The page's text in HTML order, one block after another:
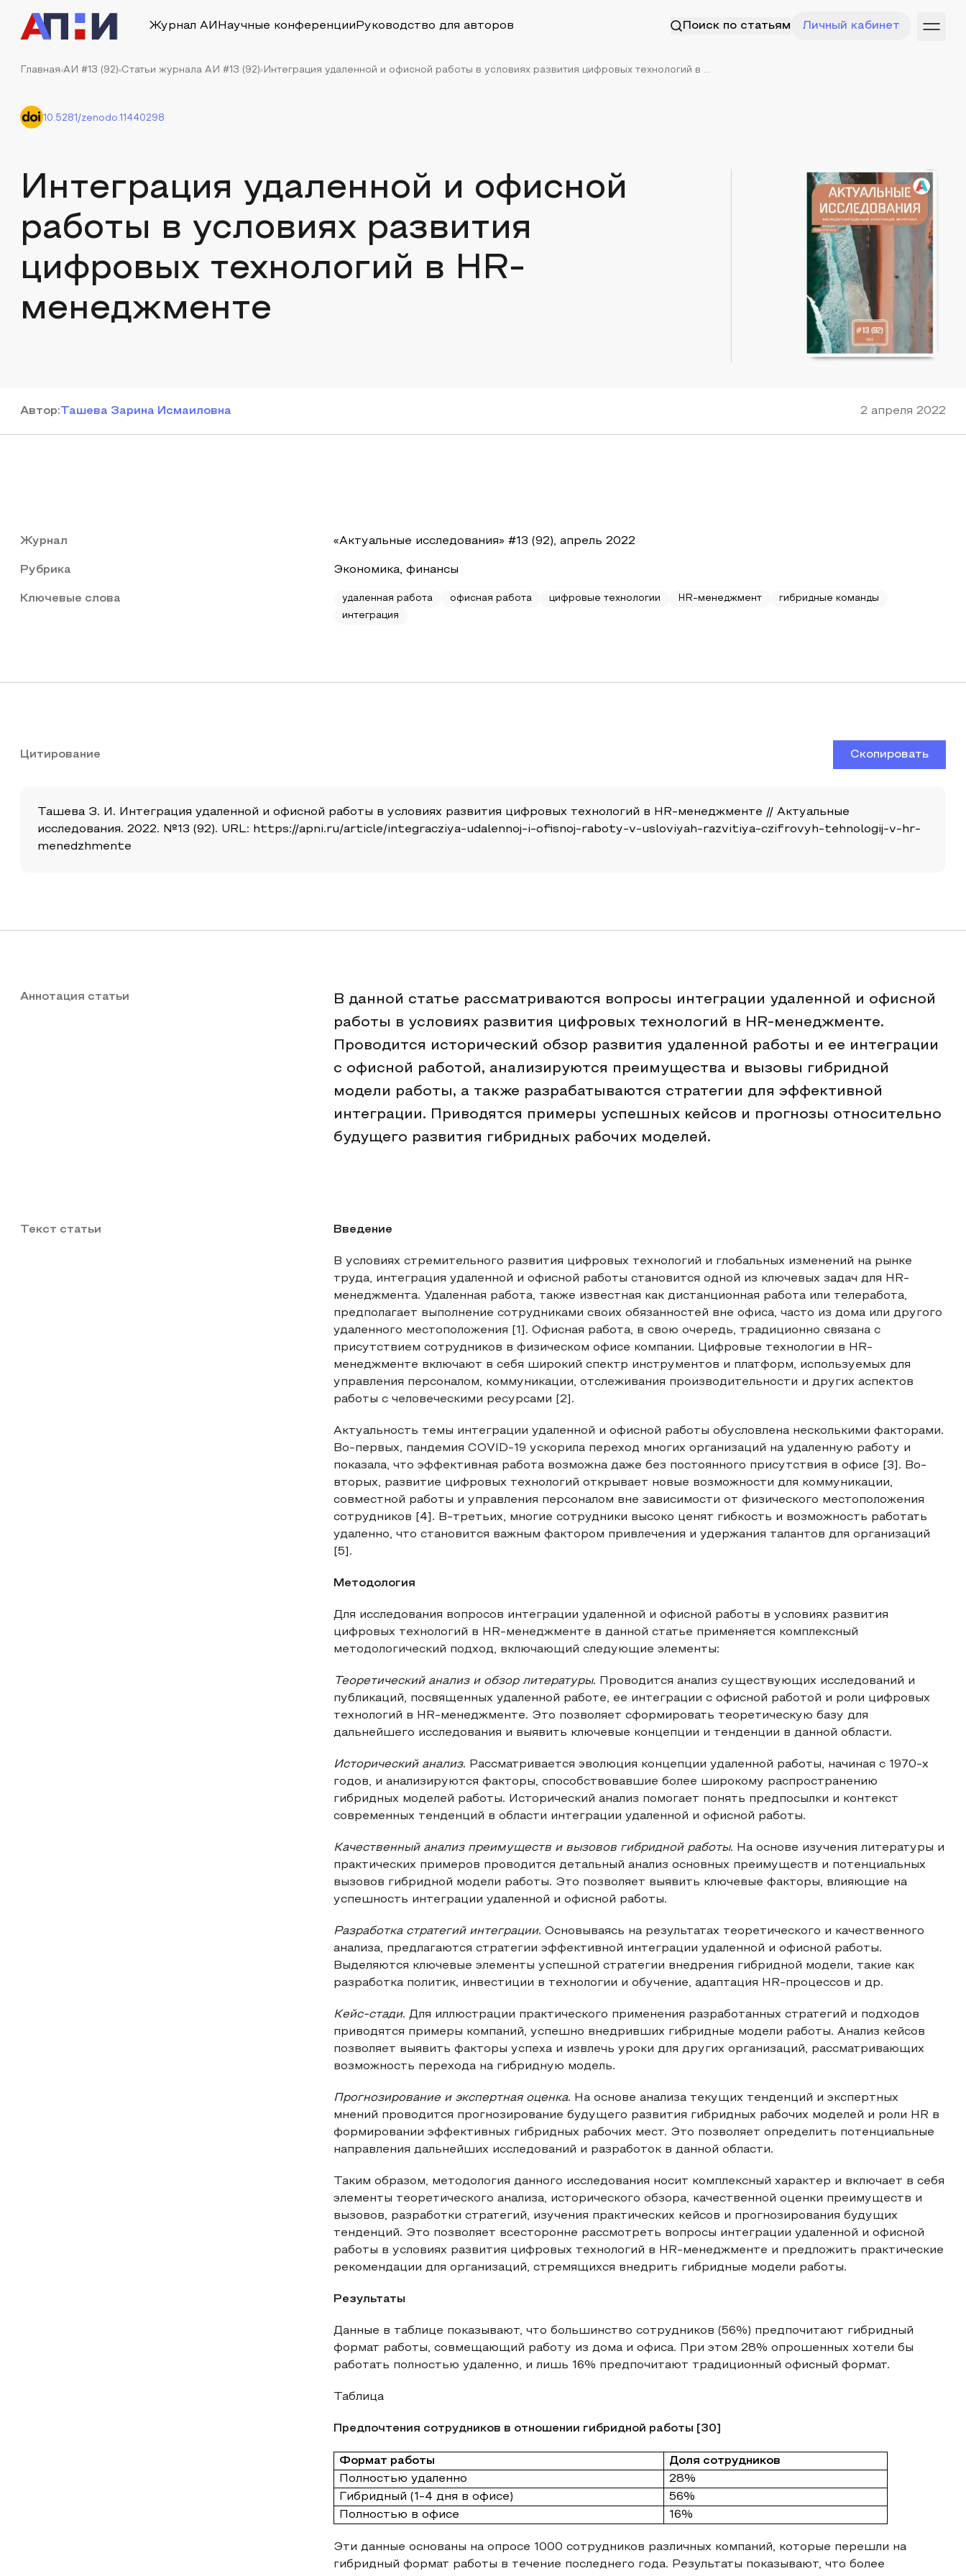
Журнал АИ Научные конференции Руководство для авторов Поиск по статьям Личный кабинет
Главная АИ #13 (92) Статьи журнала АИ #13 (92) Интеграция удаленной и офисной работы в условиях развития цифровых технологий в ...
10.5281/zenodo.11440298
Интеграция удаленной и офисной
работы в условиях развития
цифровых технологий в HR-
менеджменте
Автор: Ташева Зарина Исмаиловна 2 апреля 2022
Журнал «Актуальные исследования» #13 (92), апрель 2022
Рубрика Экономика, финансы
Ключевые слова удаленная работа офисная работа цифровые технологии HR-менеджмент
гибридные команды
интеграция
Цитирование Скопировать
Ташева З. И. Интеграция удаленной и офисной работы в условиях развития цифровых технологий в HR-менеджменте // Актуальные
исследования. 2022. №13 (92). URL: https://apni.ru/article/integracziya-udalennoj-i-ofisnoj-raboty-v-usloviyah-razvitiya-czifrovyh-tehnologij-v-hr-
menedzhmente
Аннотация статьи
В данной статье рассматриваются вопросы интеграции удаленной и офисной
работы в условиях развития цифровых технологий в HR-менеджменте.
Проводится исторический обзор развития удаленной работы и ее интеграции
с офисной работой, анализируются преимущества и вызовы гибридной
модели работы, а также разрабатываются стратегии для эффективной
интеграции. Приводятся примеры успешных кейсов и прогнозы относительно
будущего развития гибридных рабочих моделей.
Текст статьи Введение
В условиях стремительного развития цифровых технологий и глобальных изменений на рынке
труда, интеграция удаленной и офисной работы становится одной из ключевых задач для HR-
менеджмента. Удаленная работа, также известная как дистанционная работа или телеработа,
предполагает выполнение сотрудниками своих обязанностей вне офиса, часто из дома или другого
удаленного местоположения [1]. Офисная работа, в свою очередь, традиционно связана с
присутствием сотрудников в физическом офисе компании. Цифровые технологии в HR-
менеджменте включают в себя широкий спектр инструментов и платформ, используемых для
управления персоналом, коммуникации, отслеживания производительности и других аспектов
работы с человеческими ресурсами [2].
Актуальность темы интеграции удаленной и офисной работы обусловлена несколькими факторами.
Во-первых, пандемия COVID-19 ускорила переход многих организаций на удаленную работу и
показала, что эффективная работа возможна даже без постоянного присутствия в офисе [3]. Во-
вторых, развитие цифровых технологий открывает новые возможности для коммуникации,
совместной работы и управления персоналом вне зависимости от физического местоположения
сотрудников [4]. В-третьих, многие сотрудники высоко ценят гибкость и возможность работать
удаленно, что становится важным фактором привлечения и удержания талантов для организаций
[5].
Методология
Для исследования вопросов интеграции удаленной и офисной работы в условиях развития
цифровых технологий в HR-менеджменте в данной статье применяется комплексный
методологический подход, включающий следующие элементы:
Теоретический анализ и обзор литературы. Проводится анализ существующих исследований и
публикаций, посвященных удаленной работе, ее интеграции с офисной работой и роли цифровых
технологий в HR-менеджменте. Это позволяет сформировать теоретическую базу для
дальнейшего исследования и выявить ключевые концепции и тенденции в данной области.
Исторический анализ. Рассматривается эволюция концепции удаленной работы, начиная с 1970-х
годов, и анализируются факторы, способствовавшие более широкому распространению
гибридных моделей работы. Исторический анализ помогает понять предпосылки и контекст
современных тенденций в области интеграции удаленной и офисной работы.
Качественный анализ преимуществ и вызовов гибридной работы. На основе изучения литературы и
практических примеров проводится детальный анализ основных преимуществ и потенциальных
вызовов гибридной модели работы. Это позволяет выявить ключевые факторы, влияющие на
успешность интеграции удаленной и офисной работы.
Разработка стратегий интеграции. Основываясь на результатах теоретического и качественного
анализа, предлагаются стратегии эффективной интеграции удаленной и офисной работы.
Выделяются ключевые элементы успешной стратегии внедрения гибридной модели, такие как
разработка политик, инвестиции в технологии и обучение, адаптация HR-процессов и др.
Кейс-стади. Для иллюстрации практического применения разработанных стратегий и подходов
приводятся примеры компаний, успешно внедривших гибридные модели работы. Анализ кейсов
позволяет выявить факторы успеха и извлечь уроки для других организаций, рассматривающих
возможность перехода на гибридную модель.
Прогнозирование и экспертная оценка. На основе анализа текущих тенденций и экспертных
мнений проводится прогнозирование будущего развития гибридных рабочих моделей и роли HR в
формировании эффективных гибридных рабочих мест. Это позволяет определить потенциальные
направления дальнейших исследований и разработок в данной области.
Таким образом, методология данного исследования носит комплексный характер и включает в себя
элементы теоретического анализа, исторического обзора, качественной оценки преимуществ и
вызовов, разработки стратегий, изучения практических кейсов и прогнозирования будущих
тенденций. Это позволяет всесторонне рассмотреть вопросы интеграции удаленной и офисной
работы в условиях развития цифровых технологий в HR-менеджменте и предложить практические
рекомендации для организаций, стремящихся внедрить гибридные модели работы.
Результаты
Данные в таблице показывают, что большинство сотрудников (56%) предпочитают гибридный
формат работы, совмещающий работу из дома и офиса. При этом 28% опрошенных хотели бы
работать полностью удаленно, и лишь 16% предпочитают традиционный офисный формат.
Таблица
Предпочтения сотрудников в отношении гибридной работы [30]
Формат работы
Доля сотрудников
Полностью удаленно
28%
Гибридный (1-4 дня в офисе)
56%
Полностью в офисе
16%
Эти данные основаны на опросе 1000 сотрудников различных компаний, которые перешли на
гибридный формат работы в течение последнего года. Результаты показывают, что более